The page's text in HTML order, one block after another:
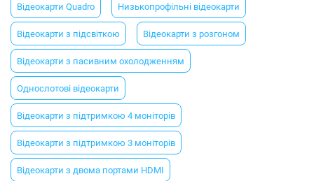
Відеокарти Quadro Низькопрофільні відеокарти
Відеокарти з підсвіткою Відеокарти з розгоном
Відеокарти з пасивним охолодженням
Однослотові відеокарти
Відеокарти з підтримкою 4 моніторів
Відеокарти з підтримкою 3 моніторів
Відеокарти з двома портами HDMI